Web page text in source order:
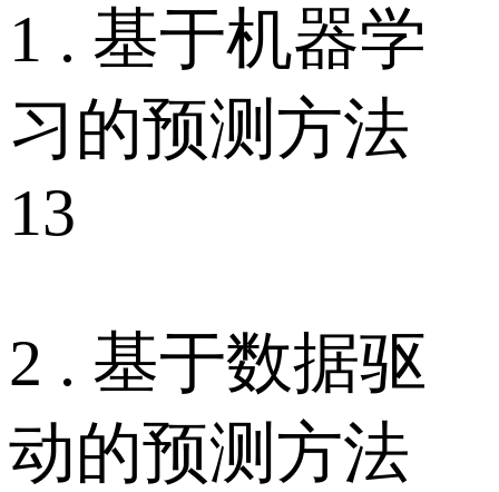
1 . 基于机器学
习的预测方法
13
2 . 基于数据驱
动的预测方法